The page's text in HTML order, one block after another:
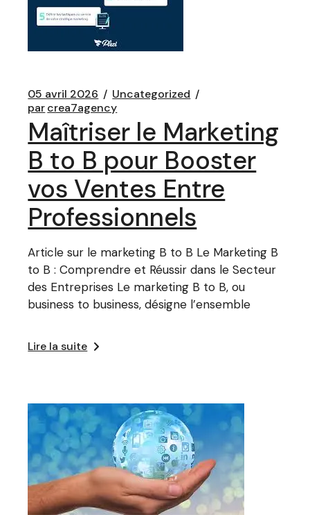
05 avril 2026
Uncategorized
parcrea7agency
Maîtriser le Marketing
B to B pour Booster
vos Ventes Entre
Professionnels
Article sur le marketing B to B Le Marketing B
to B : Comprendre et Réussir dans le Secteur
des Entreprises Le marketing B to B, ou
business to business, désigne l’ensemble
Lire la suite